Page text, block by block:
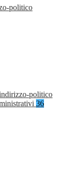
politico
politico
36